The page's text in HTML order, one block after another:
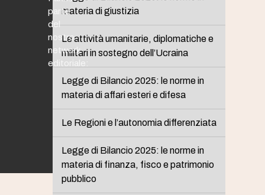
materia di giustizia
Le attività umanitarie, diplomatiche e
militari in sostegno dell’Ucraina
Legge di Bilancio 2025: le norme in
materia di affari esteri e difesa
Le Regioni e l’autonomia differenziata
Legge di Bilancio 2025: le norme in
materia di finanza, fisco e patrimonio
pubblico
parte
del
nostro
network
editoriale: